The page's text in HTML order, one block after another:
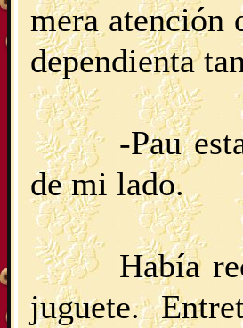
mera atención
dependienta
-Pau
de mi lado.
Había
juguete.